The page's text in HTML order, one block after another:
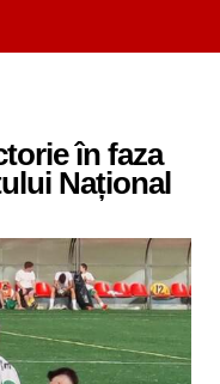
în faza
Național